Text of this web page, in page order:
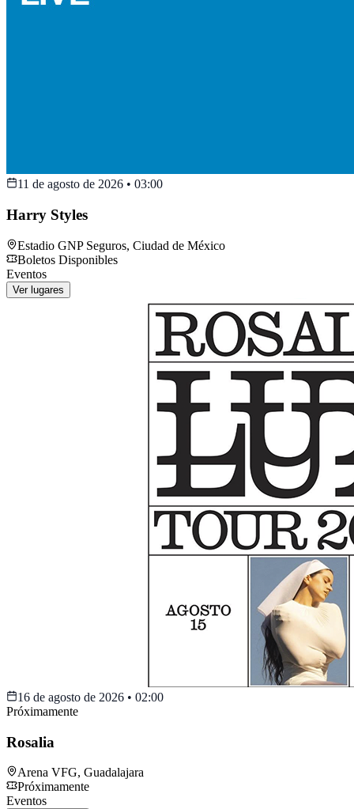
11 de agosto de 2026 • 03:00
Harry Styles
Estadio GNP Seguros, Ciudad de México
Boletos Disponibles
Eventos
Ver lugares
16 de agosto de 2026 • 02:00
Próximamente
Rosalia
Arena VFG, Guadalajara
Próximamente
Eventos